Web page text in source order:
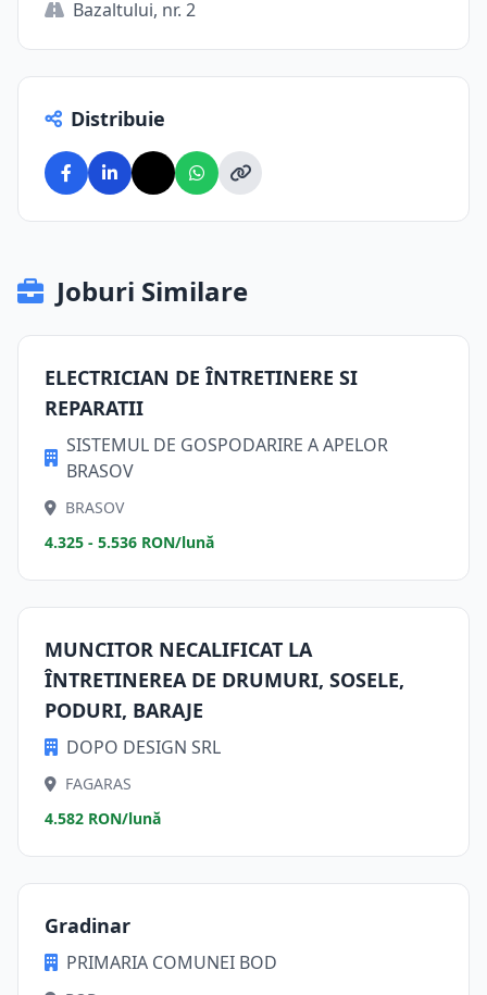
Bazaltului, nr. 2
Distribuie
Joburi Similare
ELECTRICIAN DE ÎNTRETINERE SI
REPARATII
SISTEMUL DE GOSPODARIRE A APELOR
BRASOV
BRASOV
4.325 - 5.536 RON/lună
MUNCITOR NECALIFICAT LA
ÎNTRETINEREA DE DRUMURI, SOSELE,
PODURI, BARAJE
DOPO DESIGN SRL
FAGARAS
4.582 RON/lună
Gradinar
PRIMARIA COMUNEI BOD